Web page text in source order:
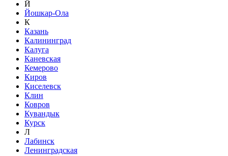
Й
Йошкар-Ола
К
Казань
Калининград
Калуга
Каневская
Кемерово
Киров
Киселевск
Клин
Ковров
Кувандык
Курск
Л
Лабинск
Ленинградская